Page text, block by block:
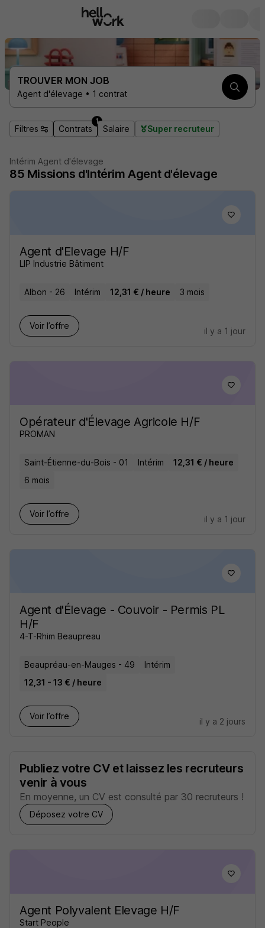
TROUVER MON JOB
Agent d'élevage • 1 contrat
Filtres Contrats
1
Salaire Super recruteur
Intérim Agent d'élevage
85 Missions d'Intérim Agent d'élevage
Agent d'Elevage H/F
LIP Industrie Bâtiment
Albon - 26 Intérim 12,31 € / heure 3 mois
Voir l’offre
il y a 1 jour
Opérateur d'Élevage Agricole H/F
PROMAN
Saint-Étienne-du-Bois - 01 Intérim
12,31 € / heure
6 mois
Voir l’offre
il y a 1 jour
Agent d'Élevage - Couvoir - Permis PL
H/F
4-T-Rhim Beaupreau
Beaupréau-en-Mauges - 49
Intérim
12,31 - 13 € / heure
Voir l’offre
il y a 2 jours
Publiez votre CV et laissez les recruteurs
venir à vous
En moyenne, un CV est consulté par 30 recruteurs !
Déposez votre CV
Agent Polyvalent Elevage H/F
Start People